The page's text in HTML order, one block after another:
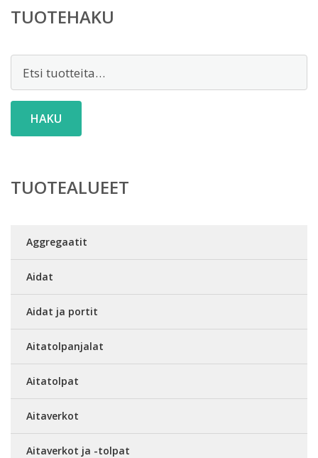
TUOTEHAKU
HAKU
TUOTEALUEET
Aggregaatit
Aidat
Aidat ja portit
Aitatolpanjalat
Aitatolpat
Aitaverkot
Aitaverkot ja -tolpat